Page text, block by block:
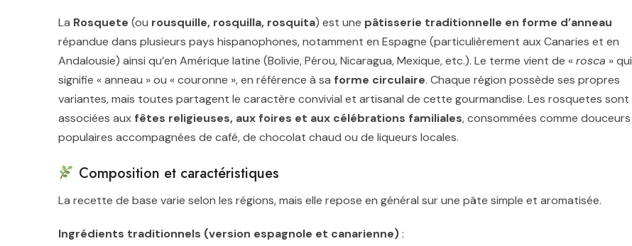
La Rosquete (ou rousquille, rosquilla, rosquita) est une pâtisserie traditionnelle en forme d’anneau
répandue dans plusieurs pays hispanophones, notamment en Espagne (particulièrement aux Canaries et en
Andalousie) ainsi qu’en Amérique latine (Bolivie, Pérou, Nicaragua, Mexique, etc.). Le terme vient de «rosca » qui
signifie « anneau » ou « couronne », en référence à sa forme circulaire. Chaque région possède ses propres
variantes, mais toutes partagent le caractère convivial et artisanal de cette gourmandise. Les rosquetes sont
associées aux fêtes religieuses, aux foires et aux célébrations familiales, consommées comme douceurs
populaires accompagnées de café, de chocolat chaud ou de liqueurs locales.
Composition et caractéristiques
La recette de base varie selon les régions, mais elle repose en général sur une pâte simple et aromatisée.
Ingrédients traditionnels (version espagnole et canarienne):